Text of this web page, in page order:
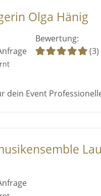
Olga Hänig
Bewertung:
(3)
dein Event